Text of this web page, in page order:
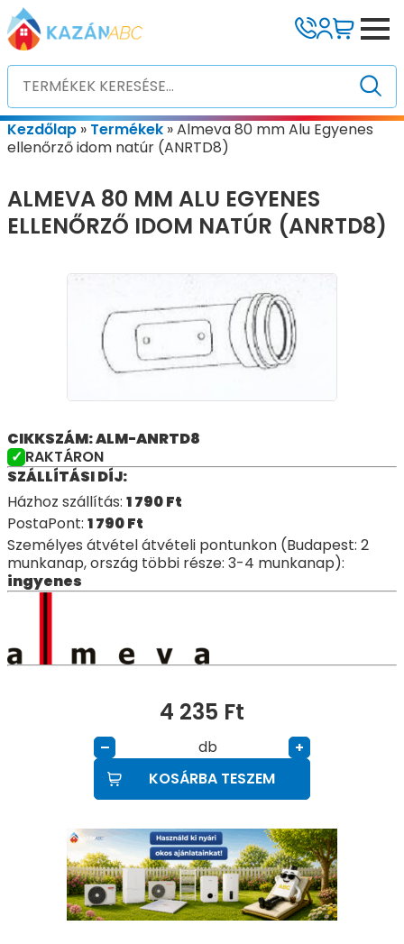
Kezdőlap » Termékek »Almeva 80 mm Alu Egyenes
ellenőrző idom natúr (ANRTD8)
ALMEVA 80 MM ALU EGYENES
ELLENŐRZŐ IDOM NATÚR (ANRTD8)
CIKKSZÁM: ALM-ANRTD8
RAKTÁRON
SZÁLLÍTÁSI DÍJ:
Házhoz szállítás: 1 790Ft
PostaPont: 1 790Ft
Személyes átvétel átvételi pontunkon (Budapest: 2
munkanap, ország többi része: 3-4 munkanap):
ingyenes
4 235 Ft
– db
+
KOSÁRBA TESZEM